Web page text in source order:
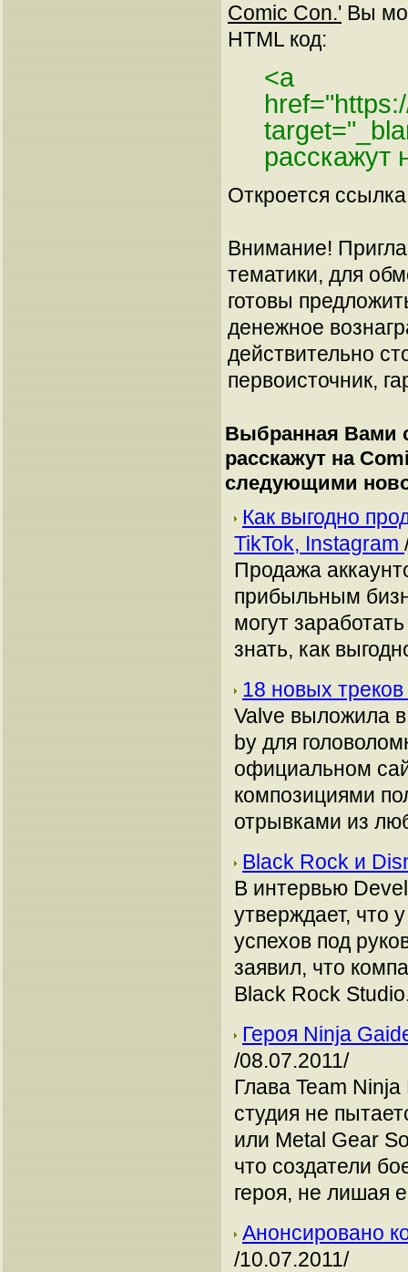
Comic Con.' Вы
HTML код:
<a
расскажут
Откроется
Внимание!
тематики, для
готовы
денежное
действительно
первоисточник,
Выбранная Вами
расскажут на
следующими
Как выгодно
TikTok, Instagram
Продажа
прибыльным
могут
знать, как
18 новых
Valve выложила
by для
официальном
композициями
отрывками из
Black Rock и
В интервью
утверждает, что
успехов под
заявил, что
Black Rock
Героя Ninja
/08.07.2011/
Глава Team
студия не
или Metal Gear
что создатели
героя, не лишая
Анонсировано
/10.07.2011/